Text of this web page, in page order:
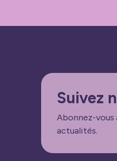
Suivez
Abonnez-
actualités.